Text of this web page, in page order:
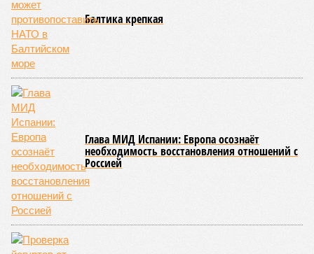
Балтика крепкая
Глава МИД Испании: Европа осознаёт
необходимость восстановления отношений с
Россией